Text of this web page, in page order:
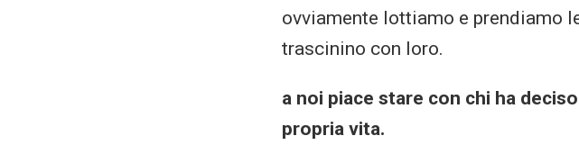
ovviamente lottiamo e prendiamo
trascinino con loro.
a noi piace stare con chi ha
propria vita.